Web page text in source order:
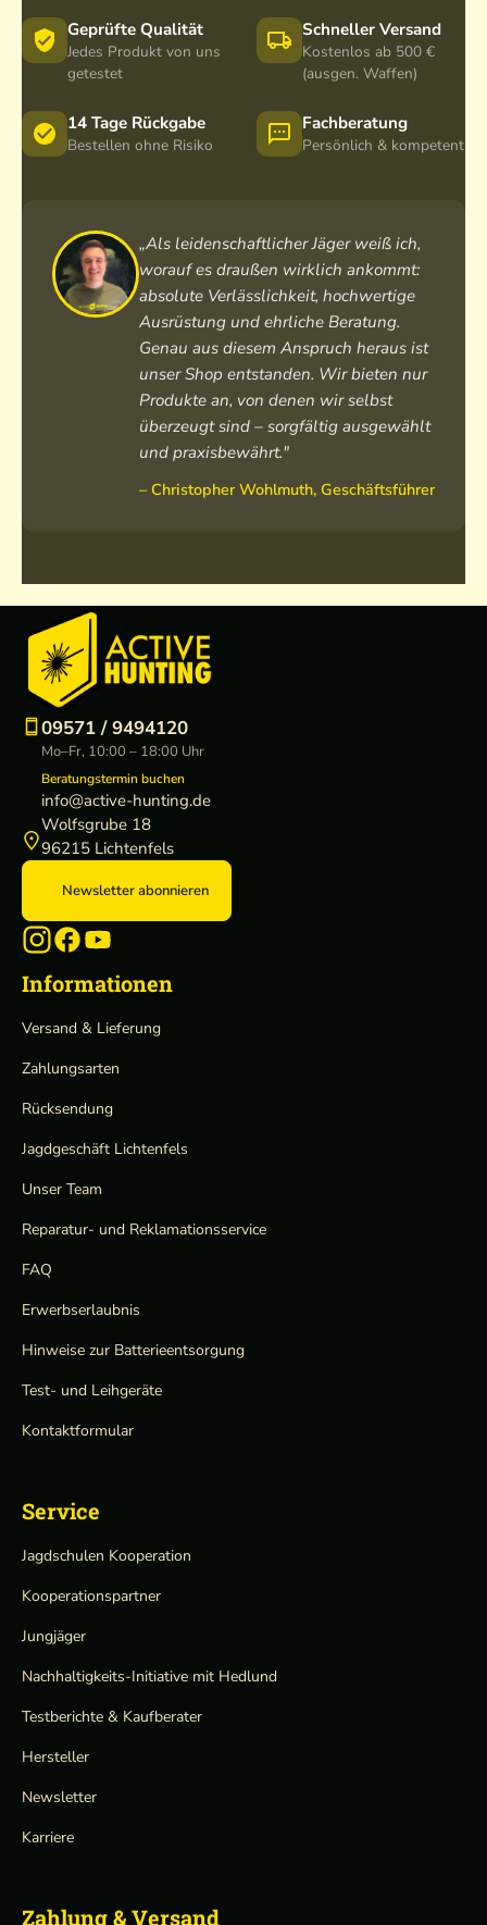
Geprüfte Qualität
Jedes Produkt von uns
getestet
Schneller Versand
Kostenlos ab 500 €
(ausgen. Waffen)
14 Tage Rückgabe
Bestellen ohne Risiko
Fachberatung
Persönlich & kompetent
„Als leidenschaftlicher Jäger weiß ich,
worauf es draußen wirklich ankommt:
absolute Verlässlichkeit, hochwertige
Ausrüstung und ehrliche Beratung.
Genau aus diesem Anspruch heraus ist
unser Shop entstanden. Wir bieten nur
Produkte an, von denen wir selbst
überzeugt sind – sorgfältig ausgewählt
und praxisbewährt."
– Christopher Wohlmuth, Geschäftsführer
09571 / 9494120
Mo–Fr, 10:00 – 18:00 Uhr
Beratungstermin buchen
info@active-hunting.de
Wolfsgrube 18
96215 Lichtenfels
Newsletter abonnieren
Informationen
Versand & Lieferung
Zahlungsarten
Rücksendung
Jagdgeschäft Lichtenfels
Unser Team
Reparatur- und Reklamationsservice
FAQ
Erwerbserlaubnis
Hinweise zur Batterieentsorgung
Test- und Leihgeräte
Kontaktformular
Service
Jagdschulen Kooperation
Kooperationspartner
Jungjäger
Nachhaltigkeits-Initiative mit Hedlund
Testberichte & Kaufberater
Hersteller
Newsletter
Karriere
Zahlung & Versand